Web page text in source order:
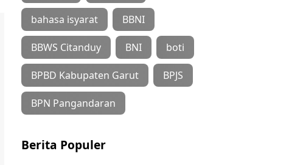
bahasa isyarat BBNI
BBWS Citanduy BNI boti
BPBD Kabupaten Garut BPJS
BPN Pangandaran
Berita Populer